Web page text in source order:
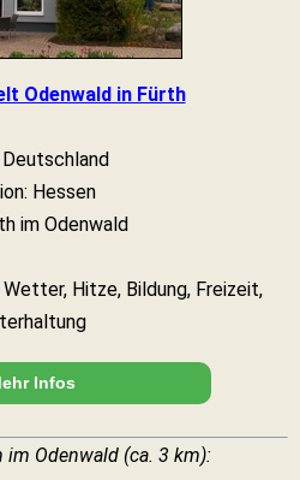
Odenwald in Fürth
Deutschland
Hessen
im Odenwald
Hitze, Bildung, Freizeit,
Infos
Odenwald (ca. 3 km):